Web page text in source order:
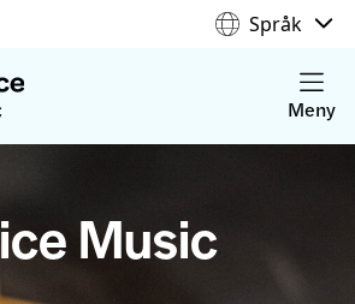
Språk
Meny
Music